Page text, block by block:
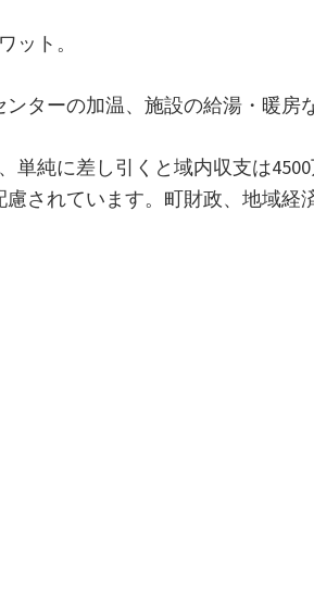
ット。
ターの加温、施設の給湯・暖房
純に差し引くと域内収支は
されています。町財政、地域経